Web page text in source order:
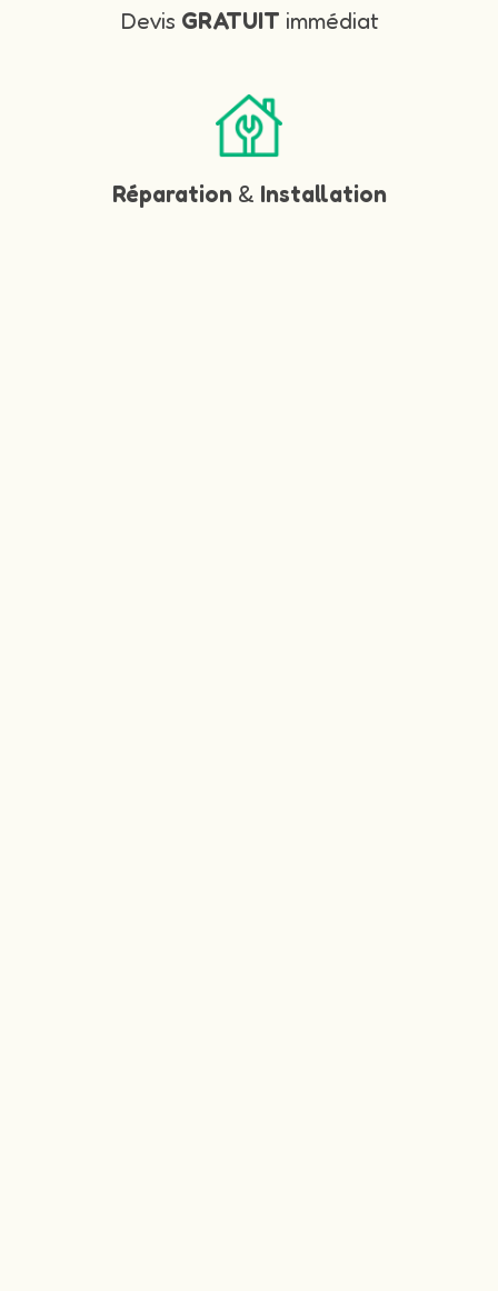
Devis GRATUIT immédiat
Réparation & Installation